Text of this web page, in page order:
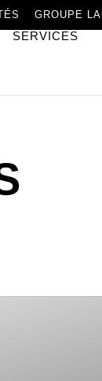
GROUPE
SERVICES